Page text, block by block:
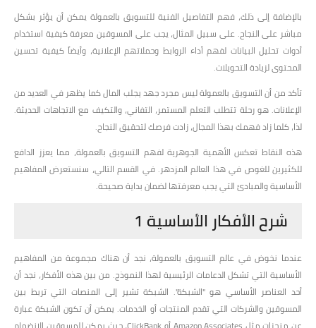
بالإضافة إلى ذلك، فهم التفاصيل الفنية للتسويق بالعمولة يمكن أن يؤثر بشكل
مباشر على النجاح. على سبيل المثال، يجب على المسوقين معرفة كيفية استخدام
أدوات تحليل البيانات لفهم أداء الروابط وحملاتهم الإعلانية، وأيضاً كيفية تحسين
المحتوى لزيادة التحويلات.
تأكد من أن التسويق بالعمولة ليس مجرد جهد يجلب المال كما يظهر في العديد من
الإعلانات. هو رحلة تتطلب التعلم المستمر، التفاني، والتكيف مع الاتجاهات الحديثة.
لذا، كلما زاد فهمك بهذا المجال، زادت فرصك لتحقيق النجاح.
هذه النقاط تعكس الأهمية الجوهرية لفهم التسويق بالعمولة، مما يعزز الدافع
للكثيرين للغوص في هذا العالم المزدهر. في القسم التالي، سنستعرض المفاهيم
الأساسية والمبادئ التي يجب معرفتها لضمان بداية صحيحة.
شرح الأفكار الأساسية 1
عندما نخوض في عالم التسويق بالعمولة، نجد أن هناك مجموعة من المفاهيم
الأساسية التي تشكل الدعامات الرئيسية لهذا النموذج. من بين هذه الأفكار، نجد أن
أحد العناصر الأساسي هو "الشبكة". الشبكة تشير إلى المنصات التي تربط بين
المسوقين والشركات التي تقدم المنتجات أو الخدمات. يمكن أن تكون الشبكة عبارة